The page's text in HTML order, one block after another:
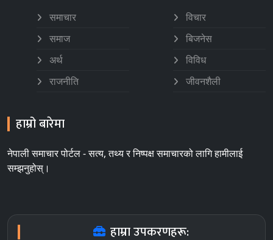
समाचार
समाज
अर्थ
राजनीति
विचार
बिजनेस
विविध
जीवनशैली
हाम्रो बारेमा
नेपाली समाचार पोर्टल - सत्य, तथ्य र निष्पक्ष समाचारको लागि हामीलाई
सम्झनुहोस्।
हाम्रा उपकरणहरू: